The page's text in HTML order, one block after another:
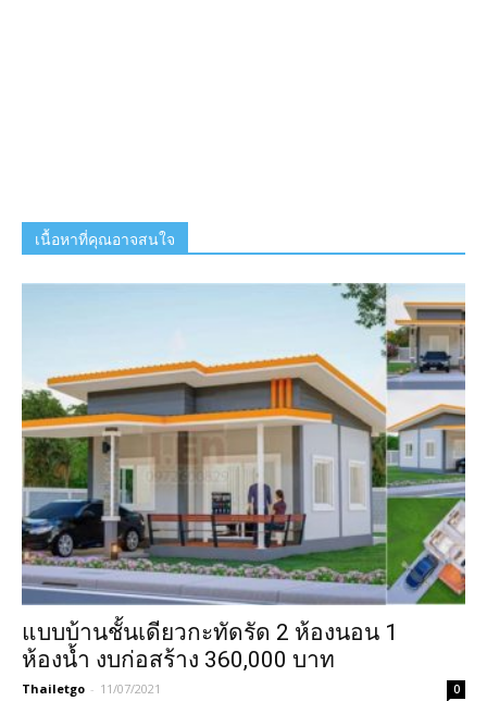
เนื้อหาที่คุณอาจสนใจ
แบบบ้านชั้นเดียวกะทัดรัด 2 ห้องนอน 1
ห้องน้ำ งบก่อสร้าง 360,000 บาท
Thailetgo - 11/07/2021 0